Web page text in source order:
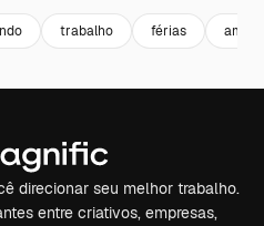
trabalho férias
direcionar seu melhor trabalho.
entre criativos, empresas,